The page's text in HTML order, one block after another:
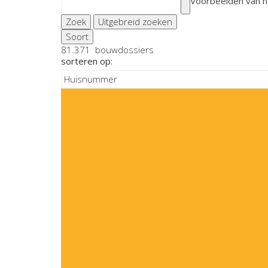
Zoek
Uitgebreid zoeken
Soort
81.371
bouwdossiers
sorteren op: